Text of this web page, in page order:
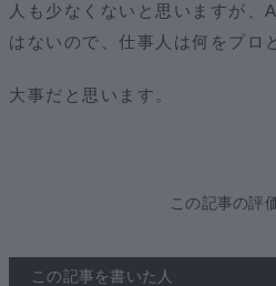
人も少なくないと思いますが、
はないので、仕事人は何をプロ
大事だと思います。
この記事の評
この記事を書いた人